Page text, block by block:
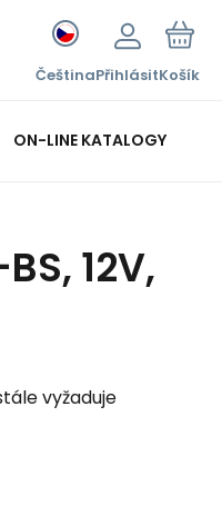
ČeštinaPřihlásitKošík
ON-LINE KATALOGY
12V,
vyžaduje